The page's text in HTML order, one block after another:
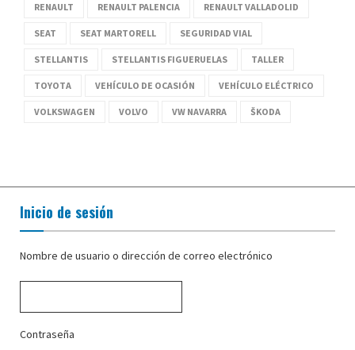
RENAULT RENAULT PALENCIA RENAULT VALLADOLID
SEAT SEAT MARTORELL SEGURIDAD VIAL
STELLANTIS STELLANTIS FIGUERUELAS TALLER
TOYOTA VEHÍCULO DE OCASIÓN VEHÍCULO ELÉCTRICO
VOLKSWAGEN VOLVO VW NAVARRA ŠKODA
Inicio de sesión
Nombre de usuario o dirección de correo electrónico
Contraseña